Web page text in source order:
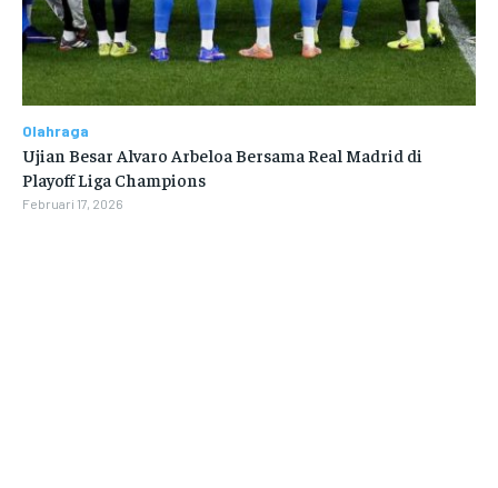
Olahraga
Ujian Besar Alvaro Arbeloa Bersama Real Madrid di
Playoff Liga Champions
Februari 17, 2026